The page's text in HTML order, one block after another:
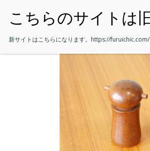
新サイトはこちらになります。 https://furuichic.com/